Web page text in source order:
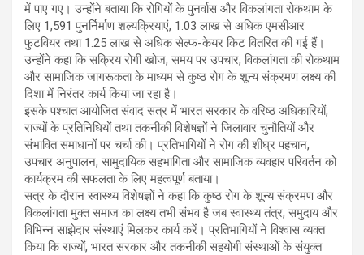
में पाए गए। उन्होंने बताया कि रोगियों के पुनर्वास और विकलांगता रोकथाम के
लिए 1,591 पुनर्निर्माण शल्यक्रियाएं, 1.03 लाख से अधिक एमसीआर
फुटवियर तथा 1.25 लाख से अधिक सेल्फ-केयर किट वितरित की गई हैं।
उन्होंने कहा कि सक्रिय रोगी खोज, समय पर उपचार, विकलांगता की रोकथाम
और सामाजिक जागरूकता के माध्यम से कुष्ठ रोग के शून्य संक्रमण लक्ष्य की
दिशा में निरंतर कार्य किया जा रहा है।
इसके पश्चात आयोजित संवाद सत्र में भारत सरकार के वरिष्ठ अधिकारियों,
राज्यों के प्रतिनिधियों तथा तकनीकी विशेषज्ञों ने जिलावार चुनौतियों और
संभावित समाधानों पर चर्चा की। प्रतिभागियों ने रोग की शीघ्र पहचान,
उपचार अनुपालन, सामुदायिक सहभागिता और सामाजिक व्यवहार परिवर्तन को
कार्यक्रम की सफलता के लिए महत्वपूर्ण बताया।
सत्र के दौरान स्वास्थ्य विशेषज्ञों ने कहा कि कुष्ठ रोग के शून्य संक्रमण और
विकलांगता मुक्त समाज का लक्ष्य तभी संभव है जब स्वास्थ्य तंत्र, समुदाय और
विभिन्न साझेदार संस्थाएं मिलकर कार्य करें। प्रतिभागियों ने विश्वास व्यक्त
किया कि राज्यों, भारत सरकार और तकनीकी सहयोगी संस्थाओं के संयुक्त